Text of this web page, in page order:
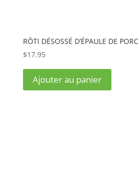
RÔTI DÉSOSSÉ D’ÉPAULE DE PORC
$17.95
Ajouter au panier